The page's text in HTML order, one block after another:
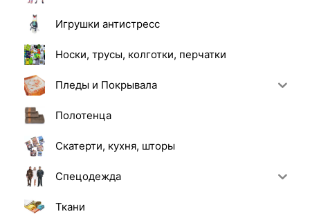
Игрушки антистресс
Носки, трусы, колготки, перчатки
Пледы и Покрывала
Полотенца
Скатерти, кухня, шторы
Спецодежда
Ткани